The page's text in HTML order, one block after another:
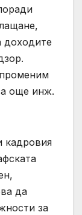
доходите
още инж.
кадровия
да
за